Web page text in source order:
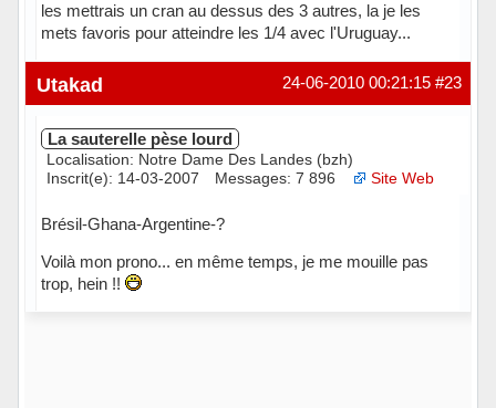
les mettrais un cran au dessus des 3 autres, la je les
mets favoris pour atteindre les 1/4 avec l'Uruguay...
Hors ligne #23
24-06-2010 00:21:15
Utakad
La sauterelle pèse lourd
Localisation: Notre Dame Des Landes (bzh)
Inscrit(e): 14-03-2007
Messages: 7 896 Site Web
Brésil-Ghana-Argentine-?
Voilà mon prono... en même temps, je me mouille pas
trop, hein !!